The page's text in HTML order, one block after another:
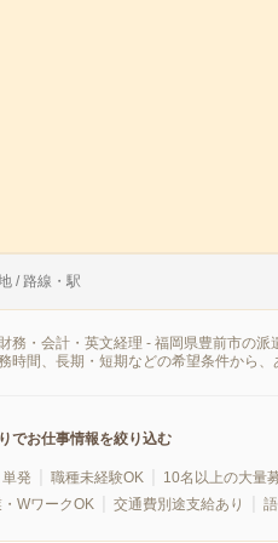
/ 路線・駅
務・会計・英文経理 - 福岡県豊前市の
時間、長期・短期などの希望条件から
でお仕事情報を絞り込む
単発 職種未経験OK 10名以上の大量
WワークOK
交通費別途支給あり